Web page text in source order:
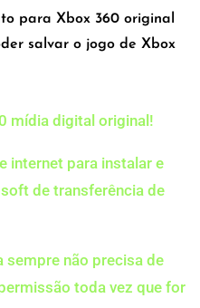
para Xbox 360 original
salvar o jogo de Xbox
mídia digital original!
internet para instalar e
de transferência de
sempre não precisa de
toda vez que for